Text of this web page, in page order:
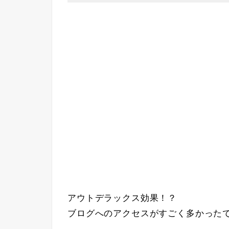
アウトデラックス効果！？
ブログへのアクセスがすごく多かった